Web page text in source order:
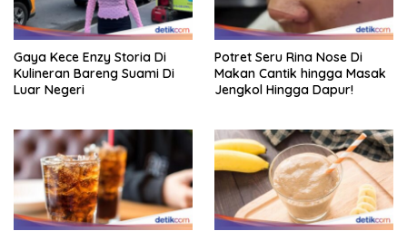
Gaya Kece Enzy Storia Di
Kulineran Bareng Suami Di
Luar Negeri
Potret Seru Rina Nose Di
Makan Cantik hingga Masak
Jengkol Hingga Dapur!